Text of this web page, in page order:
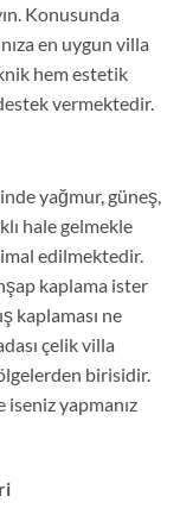
Konusunda
en uygun villa
hem estetik
vermektedir.
yağmur, güneş,
hale gelmekle
edilmektedir.
kaplama ister
kaplaması ne
çelik villa
birisidir.
iseniz yapmanız